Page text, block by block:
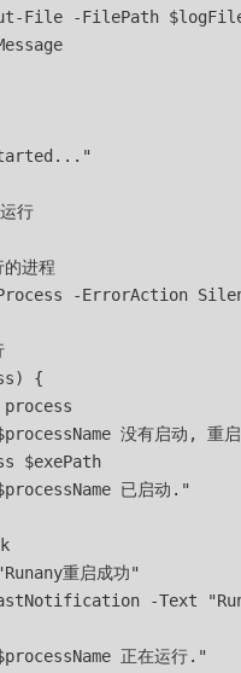
File -FilePath
行
进程
-ErrorAction
{
没有启动, 重
$exePath
已启动."
重启成功"
-Text
正在运行."